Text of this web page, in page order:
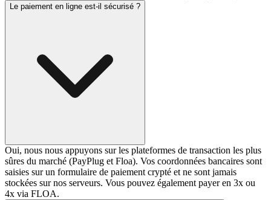
Le paiement en ligne est-il sécurisé ?
Oui, nous nous appuyons sur les plateformes de transaction les plus
sûres du marché (PayPlug et Floa). Vos coordonnées bancaires sont
saisies sur un formulaire de paiement crypté et ne sont jamais
stockées sur nos serveurs. Vous pouvez également payer en 3x ou
4x via FLOA.